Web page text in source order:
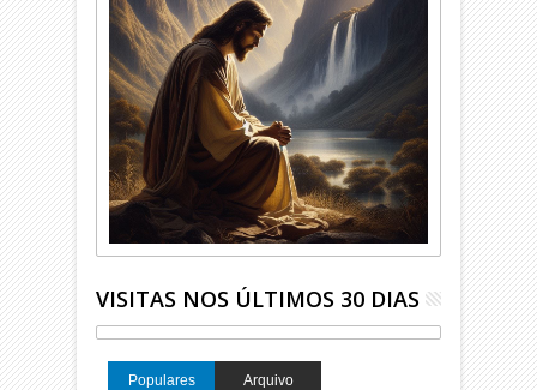
VISITAS NOS ÚLTIMOS 30 DIAS
Populares Arquivo